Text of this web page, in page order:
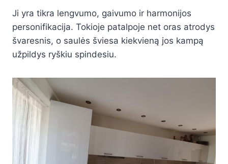
Ji yra tikra lengvumo, gaivumo ir harmonijos
personifikacija. Tokioje patalpoje net oras atrodys
švaresnis, o saulės šviesa kiekvieną jos kampą
užpildys ryškiu spindesiu.